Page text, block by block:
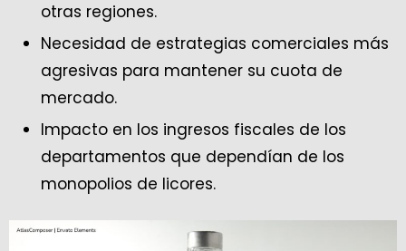
otras regiones.
Necesidad de estrategias comerciales más
agresivas para mantener su cuota de
mercado.
Impacto en los ingresos fiscales de los
departamentos que dependían de los
monopolios de licores.